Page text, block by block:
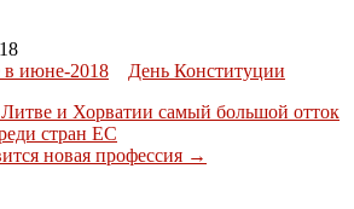
июне-2018
День Конституции
и Хорватии самый большой отток
стран ЕС
новая профессия →